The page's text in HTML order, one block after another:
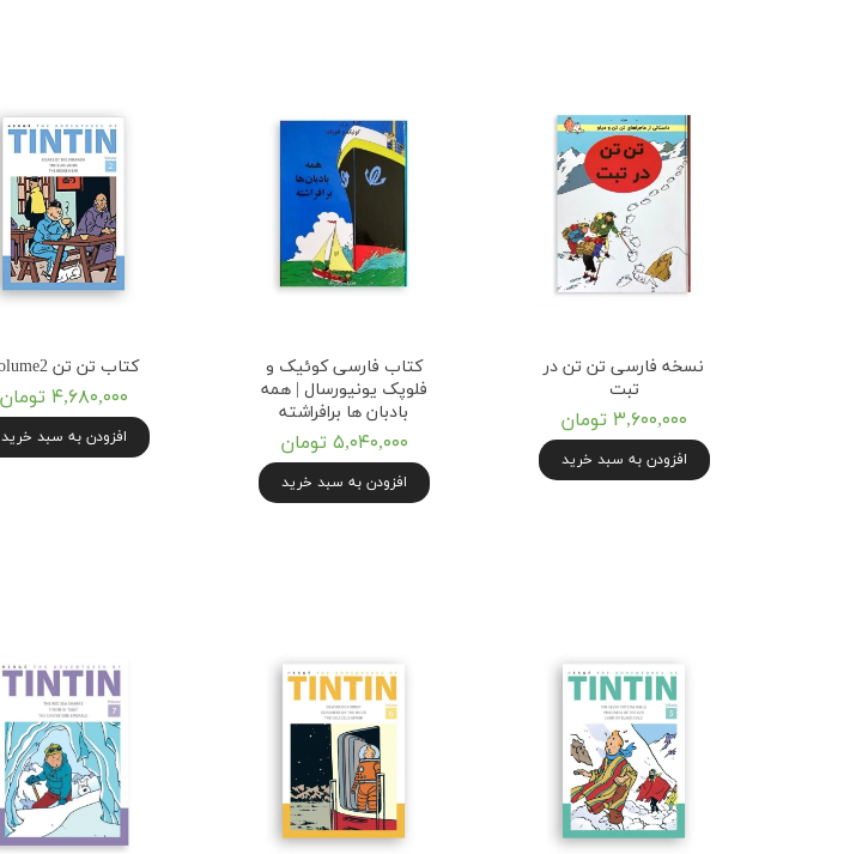
نسخه فارسی تن تن در
تبت
۳,۶۰۰,۰۰۰ تومان
افزودن به سبد خرید
کتاب فارسی کوئیک و
فلوپک یونیورسال | همه
بادبان ها برافراشته
۵,۰۴۰,۰۰۰ تومان
افزودن به سبد خرید
کتاب تن تن volume2
۴,۶۸۰,۰۰۰ تومان
افزودن به سبد خرید